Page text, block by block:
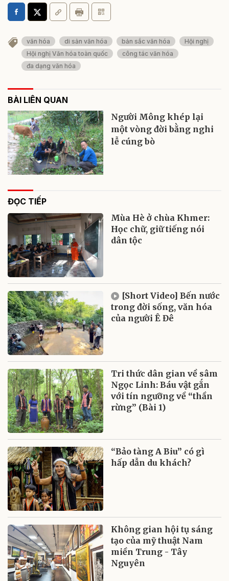
văn hóa di sản văn hóa bản sắc văn hóa
Hội nghị
Hội nghị Văn hóa toàn quốc
công tác văn hóa
đa dạng văn hóa
BÀI LIÊN QUAN
Người Mông khép lại
một vòng đời bằng nghi
lễ cúng bò
ĐỌC TIẾP
Mùa Hè ở chùa Khmer:
Học chữ, giữ tiếng nói
dân tộc
[Short Video] Bến nước
trong đời sống, văn hóa
của người Ê Đê
Tri thức dân gian về sâm
Ngọc Linh: Báu vật gắn
với tín ngưỡng về “thần
rừng” (Bài 1)
“Bảo tàng A Biu” có gì
hấp dẫn du khách?
Không gian hội tụ sáng
tạo của mỹ thuật Nam
miền Trung - Tây
Nguyên